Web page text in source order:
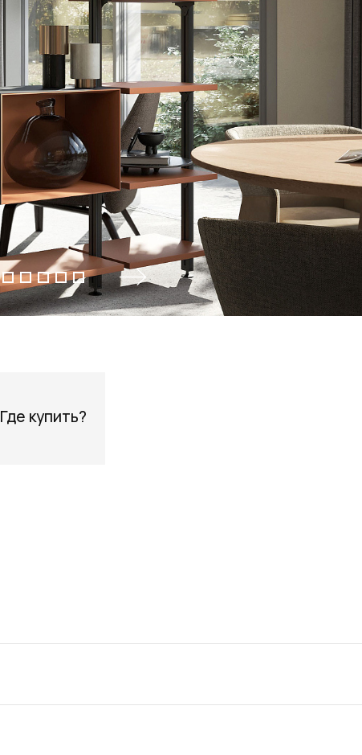
Где купить?
+7 495 662 87 32
salon@miksal.ru
Белорусская
г. Москва, ул. Бутырский Вал, д. 32
Телефон: +7 495 662-87-32